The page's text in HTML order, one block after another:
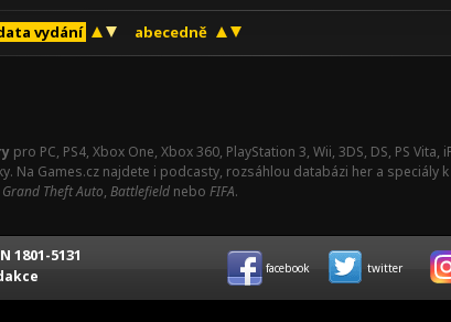
vydání abecedně
pro PC, PS4, Xbox One, Xbox 360, PlayStation 3, Wii, 3DS, DS, PS
Na Games.cz najdete i podcasty, rozsáhlou databázi her a speciály
Grand Theft Auto, Battlefield nebo FIFA.
1801-5131
facebook twitter